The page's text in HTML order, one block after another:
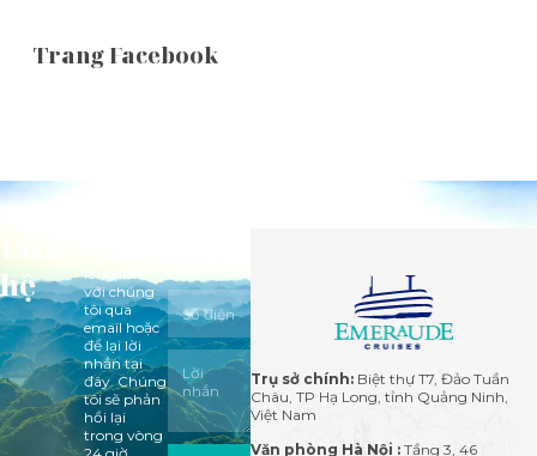
Trang Facebook
hệ
lòng liên
với chúng
tôi qua
email hoặc
để lại lời
nhắn tại
đây. Chúng
tôi sẽ phản
hồi lại
trong vòng
Trụ sở chính: Biệt thự T7, Đảo Tuần
Châu, TP Hạ Long, tỉnh Quảng Ninh,
Việt Nam
Văn phòng Hà Nội : Tầng 3, 46